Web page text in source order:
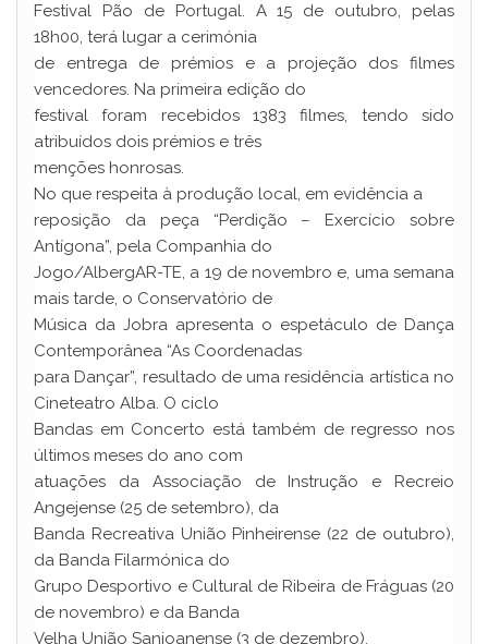
Festival Pão de Portugal. A 15 de outubro, pelas
18h00, terá lugar a cerimónia
de entrega de prémios e a projeção dos filmes
vencedores. Na primeira edição do
festival foram recebidos 1383 filmes, tendo sido
atribuídos dois prémios e três
menções honrosas.
No que respeita à produção local, em evidência a
reposição da peça “Perdição – Exercício sobre
Antígona”, pela Companhia do
Jogo/AlbergAR-TE, a 19 de novembro e, uma semana
mais tarde, o Conservatório de
Música da Jobra apresenta o espetáculo de Dança
Contemporânea “As Coordenadas
para Dançar”, resultado de uma residência artística no
Cineteatro Alba. O ciclo
Bandas em Concerto está também de regresso nos
últimos meses do ano com
atuações da Associação de Instrução e Recreio
Angejense (25 de setembro), da
Banda Recreativa União Pinheirense (22 de outubro),
da Banda Filarmónica do
Grupo Desportivo e Cultural de Ribeira de Fráguas (20
de novembro) e da Banda
Velha União Sanjoanense (3 de dezembro).